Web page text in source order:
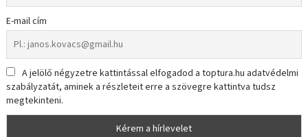
E-mail cím
A jelölő négyzetre kattintással elfogadod a toptura.hu adatvédelmi
szabályzatát, aminek a részleteit erre a szövegre kattintva tudsz
megtekinteni.